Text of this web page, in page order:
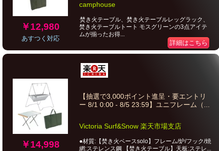
￥12,980
あすつく対応
camphouse
焚き火テーブル、焚き火テーブルレッグラック、
焚き火テーブルトート モスグリーンの3点アイテ
ムが揃ったお得...
詳細はこちら
￥14,998
【抽選で3,000ポイント進呈・要エントリ
ー 8/1 0:00 - 8/5 23:59】ユニフレーム（...
Victoria Surf&Snow 楽天市場支店
●材質:【焚き火ベースsolo】フレーム/炉/フック/焼
網:ステレンス鋼 【焚き火テーブル】天板:ステレ...